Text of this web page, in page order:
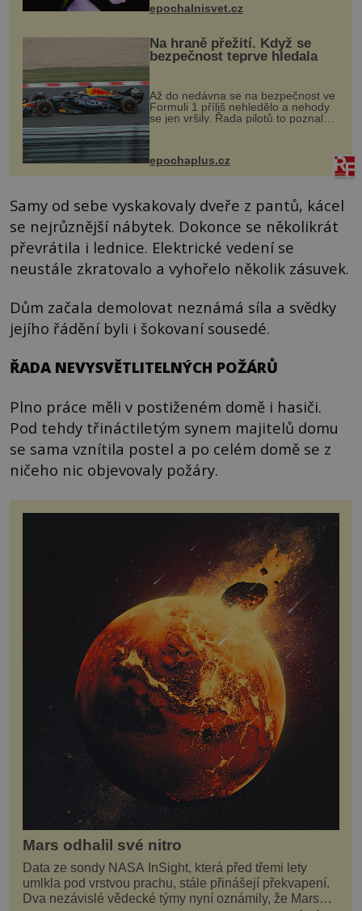
vstupenka...
epochalnisvet.cz
Na hraně přežití. Když se
bezpečnost teprve hledala
Až do nedávna se na bezpečnost ve
Formuli 1 příliš nehledělo a nehody
se jen vršily. Řada pilotů to poznala
na vlastní kůži, často s trvalými
následky nebo bohužel i ztrátou
života. Dnes nepochopiteln...
epochaplus.cz
Samy od sebe vyskakovaly dveře z pantů, kácel
se nejrůznější nábytek. Dokonce se několikrát
převrátila i lednice. Elektrické vedení se
neustále zkratovalo a vyhořelo několik zásuvek.
Dům začala demolovat neznámá síla a svědky
jejího řádění byli i šokovaní sousedé.
ŘADA NEVYSVĚTLITELNÝCH POŽÁRŮ
Plno práce měli v postiženém domě i hasiči.
Pod tehdy třináctiletým synem majitelů domu
se sama vznítila postel a po celém domě se z
ničeho nic objevovaly požáry.
Mars odhalil své nitro
Data ze sondy NASA InSight, která před třemi lety
umlkla pod vrstvou prachu, stále přinášejí překvapení.
Dva nezávislé vědecké týmy nyní oznámily, že Mars